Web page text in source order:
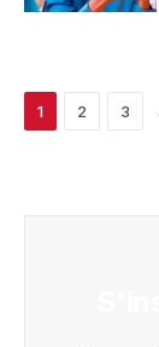
1 2 3